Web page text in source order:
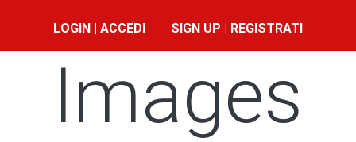
LOGIN | ACCEDI SIGN UP | REGISTRATI
Images